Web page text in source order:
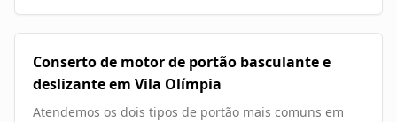
Conserto de motor de portão basculante e
deslizante em Vila Olímpia
Atendemos os dois tipos de portão mais comuns em